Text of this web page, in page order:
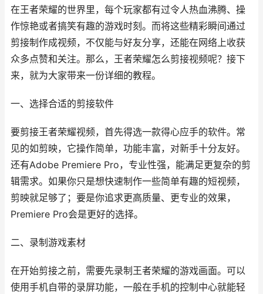
在王者荣耀的世界里，每个玩家都有过令人热血沸腾、操
作惊艳或者搞笑有趣的游戏时刻。而将这些精彩瞬间通过
剪接制作成视频，不仅能与好友分享，还能在网络上收获
众多点赞和关注。那么，王者荣耀怎么剪接视频呢？接下
来，就为大家带来一份详细的教程。
一、选择合适的剪接软件
要剪接王者荣耀视频，首先得选一款得心应手的软件。常
见的如剪映，它操作简单，功能丰富，对新手十分友好。
还有Adobe Premiere Pro，专业性强，能满足更复杂的剪
辑需求。如果你只是想快速制作一些简单有趣的短视频，
剪映就足够了；要是你追求更高质量、更专业的效果，
Premiere Pro会是更好的选择。
二、录制游戏素材
在开始剪接之前，需要先录制王者荣耀的游戏画面。可以
使用手机自带的录屏功能，一般在手机的控制中心就能轻